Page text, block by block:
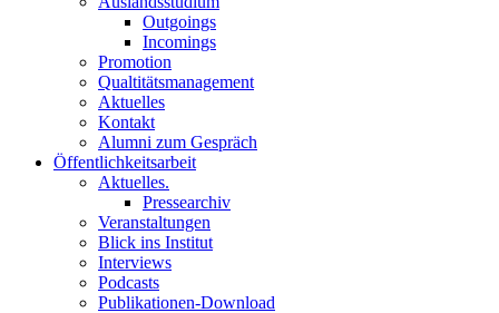
Outgoings
Incomings
Promotion
Qualtitätsmanagement
Aktuelles
Kontakt
Alumni zum Gespräch
Öffentlichkeitsarbeit
Aktuelles.
Pressearchiv
Veranstaltungen
Blick ins Institut
Interviews
Podcasts
Publikationen-Download